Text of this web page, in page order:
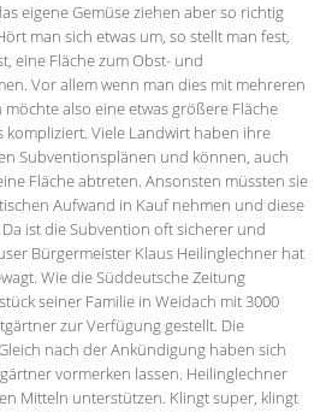
eigene Gemüse ziehen aber so richtig
man sich etwas um, so stellt man fest,
eine Fläche zum Obst- und
Vor allem wenn man dies mit mehreren
also eine etwas größere Fläche
kompliziert. Viele Landwirt haben ihre
Subventionsplänen und können, auch
Fläche abtreten. Ansonsten müssten sie
Aufwand in Kauf nehmen und diese
ist die Subvention oft sicherer und
Bürgermeister Klaus Heilinglechner hat
Wie die Süddeutsche Zeitung
seiner Familie in Weidach mit 3000
zur Verfügung gestellt. Die
nach der Ankündigung haben sich
vormerken lassen. Heilinglechner
Mitteln unterstützen. Klingt super, klingt